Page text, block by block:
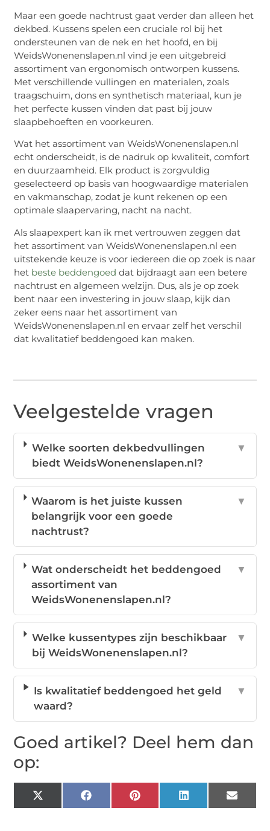
Maar een goede nachtrust gaat verder dan alleen het
dekbed. Kussens spelen een cruciale rol bij het
ondersteunen van de nek en het hoofd, en bij
WeidsWonenenslapen.nl vind je een uitgebreid
assortiment van ergonomisch ontworpen kussens.
Met verschillende vullingen en materialen, zoals
traagschuim, dons en synthetisch materiaal, kun je
het perfecte kussen vinden dat past bij jouw
slaapbehoeften en voorkeuren.
Wat het assortiment van WeidsWonenenslapen.nl
echt onderscheidt, is de nadruk op kwaliteit, comfort
en duurzaamheid. Elk product is zorgvuldig
geselecteerd op basis van hoogwaardige materialen
en vakmanschap, zodat je kunt rekenen op een
optimale slaapervaring, nacht na nacht.
Als slaapexpert kan ik met vertrouwen zeggen dat
het assortiment van WeidsWonenenslapen.nl een
uitstekende keuze is voor iedereen die op zoek is naar
het beste beddengoed dat bijdraagt aan een betere
nachtrust en algemeen welzijn. Dus, als je op zoek
bent naar een investering in jouw slaap, kijk dan
zeker eens naar het assortiment van
WeidsWonenenslapen.nl en ervaar zelf het verschil
dat kwalitatief beddengoed kan maken.
Veelgestelde vragen
Welke soorten dekbedvullingen
biedt WeidsWonenenslapen.nl?
▼
Waarom is het juiste kussen
belangrijk voor een goede
nachtrust?
▼
Wat onderscheidt het beddengoed
assortiment van
WeidsWonenenslapen.nl?
▼
Welke kussentypes zijn beschikbaar
bij WeidsWonenenslapen.nl?
▼
Is kwalitatief beddengoed het geld
waard?
▼
Goed artikel? Deel hem dan
op:
X
(Twitter)
FacebookPinterestLinkedIn Email